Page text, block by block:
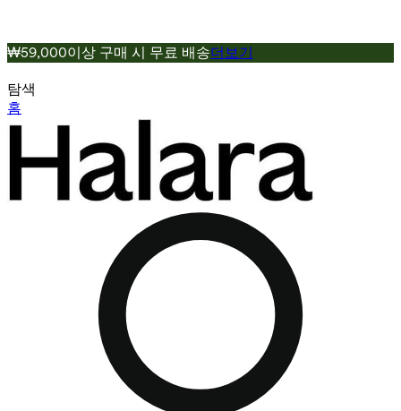
₩59,000이상 구매 시 무료 배송더보기
탐색
홈